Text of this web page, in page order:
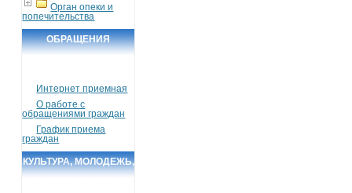
Орган опеки и
попечительства
ОБРАЩЕНИЯ
Интернет приемная
О работе с
обращениями граждан
График приема
граждан
КУЛЬТУРА, МОЛОДЕЖЬ,